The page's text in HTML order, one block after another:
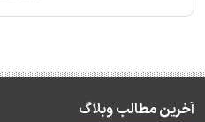
آخرین مطالب وبلاگ